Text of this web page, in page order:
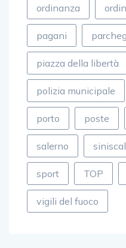
ordinanza
pagani
piazza della libertà
polizia municipale
porto poste
salerno
sport TOP
vigili del fuoco